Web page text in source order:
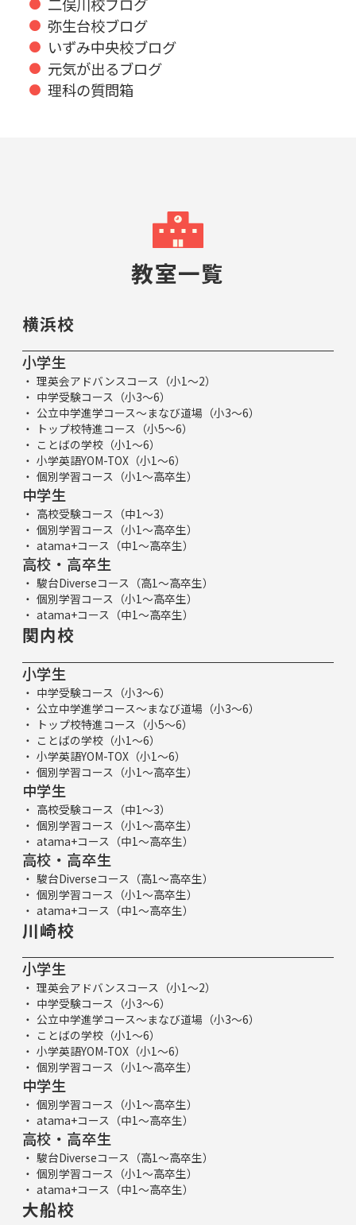
弥生台校ブログ
いずみ中央校ブログ
元気が出るブログ
理科の質問箱
教室一覧
横浜校
小学生
理英会アドバンスコース（小1～2）
中学受験コース（小3～6）
公立中学進学コース～まなび道場（小3～6）
トップ校特進コース（小5～6）
ことばの学校（小1～6）
小学英語YOM-TOX（小1～6）
個別学習コース（小1～高卒生）
中学生
高校受験コース（中1～3）
個別学習コース（小1～高卒生）
atama+コース（中1～高卒生）
高校・高卒生
駿台Diverseコース（高1～高卒生）
個別学習コース（小1～高卒生）
atama+コース（中1～高卒生）
関内校
小学生
中学受験コース（小3～6）
公立中学進学コース～まなび道場（小3～6）
トップ校特進コース（小5～6）
ことばの学校（小1～6）
小学英語YOM-TOX（小1～6）
個別学習コース（小1～高卒生）
中学生
高校受験コース（中1～3）
個別学習コース（小1～高卒生）
atama+コース（中1～高卒生）
高校・高卒生
駿台Diverseコース（高1～高卒生）
個別学習コース（小1～高卒生）
atama+コース（中1～高卒生）
川崎校
小学生
理英会アドバンスコース（小1～2）
中学受験コース（小3～6）
公立中学進学コース～まなび道場（小3～6）
ことばの学校（小1～6）
小学英語YOM-TOX（小1～6）
個別学習コース（小1～高卒生）
中学生
個別学習コース（小1～高卒生）
atama+コース（中1～高卒生）
高校・高卒生
駿台Diverseコース（高1～高卒生）
個別学習コース（小1～高卒生）
atama+コース（中1～高卒生）
大船校